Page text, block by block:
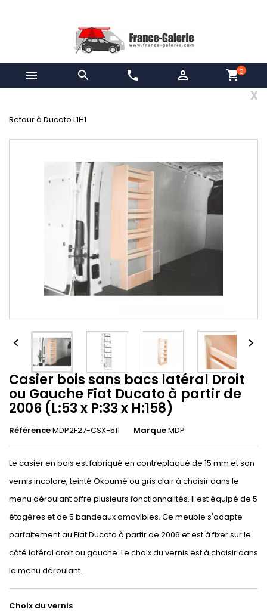
  phone  shopping_cart0
x
Retour à Ducato L1H1
 
Casier bois sans bacs latéral Droit
ou Gauche Fiat Ducato à partir de
2006 (L:53 x P:33 x H:158)
RéférenceMDP2F27-CSX-511 MarqueMDP
Le casier en bois est fabriqué en contreplaqué de 15 mm et son
vernis incolore, teinté Okoumé ou gris clair à choisir dans le
menu déroulant offre plusieurs fonctionnalités. Il est équipé de 5
étagères et de 5 bandeaux amovibles. Ce meuble s'adapte
parfaitement au Fiat Ducato à partir de 2006 et est à fixer sur le
côté latéral droit ou gauche. Le choix du vernis est à choisir dans
le menu déroulant.
Choix du vernis